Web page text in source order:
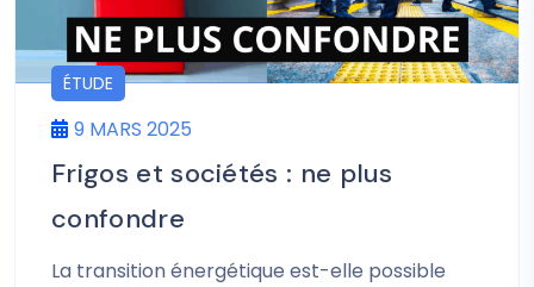
ÉTUDE
9 MARS 2025
Frigos et sociétés : ne plus
confondre
La transition énergétique est-elle possible